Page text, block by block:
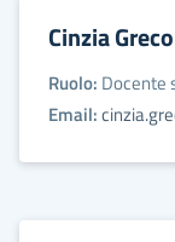
Cinzia Greco
Ruolo: Docente
Email: